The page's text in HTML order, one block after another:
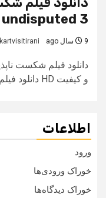
undisputed 3 با دوبله فارسی
9 سال ago kartvisitirani
و کیفیت HD دانلود فیلم شکست ناپذیر ۳ با...
اطلاعات
ورود
خوراک ورودی‌ها
خوراک دیدگاه‌ها